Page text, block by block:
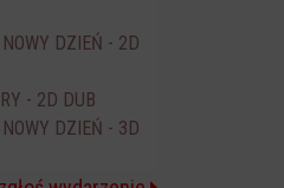
DZIEŃ - 2D
- 2D DUB
DZIEŃ - 3D